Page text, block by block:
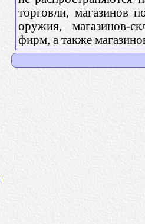
торговли, магазинов
оружия, магазинов-
фирм, а также